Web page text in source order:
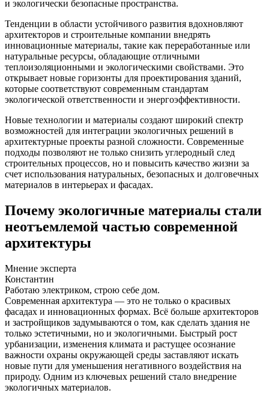
и экологически безопасные пространства.
Тенденции в области устойчивого развития вдохновляют
архитекторов и строительные компании внедрять
инновационные материалы, такие как переработанные или
натуральные ресурсы, обладающие отличными
теплоизоляционными и экологическими свойствами. Это
открывает новые горизонты для проектирования зданий,
которые соответствуют современным стандартам
экологической ответственности и энергоэффективности.
Новые технологии и материалы создают широкий спектр
возможностей для интеграции экологичных решений в
архитектурные проекты разной сложности. Современные
подходы позволяют не только снизить углеродный след
строительных процессов, но и повысить качество жизни за
счет использования натуральных, безопасных и долговечных
материалов в интерьерах и фасадах.
Почему экологичные материалы стали
неотъемлемой частью современной
архитектуры
Мнение эксперта
Константин
Работаю электриком, строю себе дом.
Современная архитектура — это не только о красивых
фасадах и инновационных формах. Всё больше архитекторов
и застройщиков задумываются о том, как сделать здания не
только эстетичными, но и экологичными. Быстрый рост
урбанизации, изменения климата и растущее осознание
важности охраны окружающей среды заставляют искать
новые пути для уменьшения негативного воздействия на
природу. Одним из ключевых решений стало внедрение
экологичных материалов.